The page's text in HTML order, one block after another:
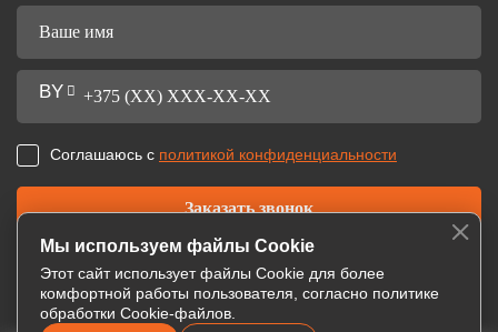
Соглашаюсь с политикой конфиденциальности
Мы используем файлы Cookie
Этот сайт использует файлы Cookie для более
комфортной работы пользователя, согласно политике
обработки Cookie-файлов.